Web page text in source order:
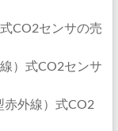
CO2センサの売
）式CO2センサ
赤外線）式CO2